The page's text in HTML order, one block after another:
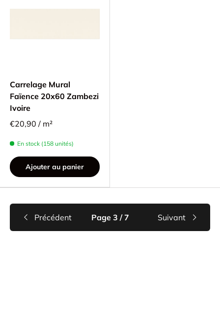
Carrelage Mural
Faïence 20x60 Zambezi
Ivoire
€20,90 / m²
En stock (158 unités)
Ajouter au panier
Précédent Page 3 / 7 Suivant